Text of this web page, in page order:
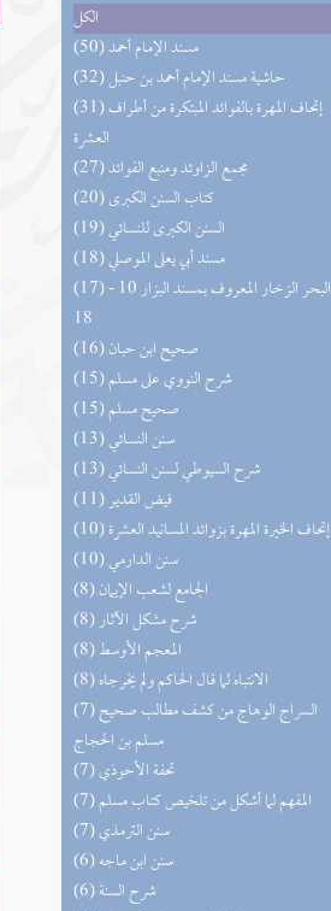
الكل
(50) مسند الإمام أحمد
(32) حاشية مسند الإمام أحمد بن حنبل
(31) إتحاف المهرة بالفوائد المبتكرة من أطراف
العشرة
(27) مجمع الزاوئد ومنبع الفوائد
(20) كتاب السنن الكبرى
(19) السنن الكبرى للنسائي
(18) مسند أبي يعلى الموصلي
(17) البحر الزخار المعروف بمسند البزار 10 -
18
(16) صحيح ابن حبان
(15) شرح النووي على مسلم
(15) صحيح مسلم
(13) سنن النسائي
(13) شرح السيوطي لسنن النسائي
(11) فيض القدير
(10) إتحاف الخيرة المهرة بزوائد المسانيد العشرة
(10) سنن الدارمي
(8) الجامع لشعب الإيمان
(8) شرح مشكل الآثار
(8) المعجم الأوسط
(8) الانتباه لما قال الحاكم ولم يخرجاه
(7) السراج الوهاج من كشف مطالب صحيح
مسلم بن الحجاج
(7) تحفة الأحوذي
(7) المفهم لما أشكل من تلخيص كتاب مسلم
(7) سنن الترمذي
(6) سنن ابن ماجه
(6) شرح السنة